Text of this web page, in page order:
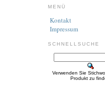
MENÜ
Kontakt
Impressum
SCHNELLSUCHE
Verwenden Sie
Produkt zu